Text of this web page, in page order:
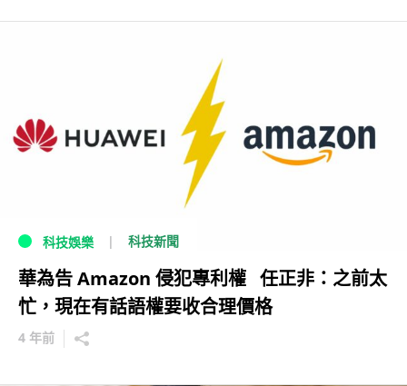
科技娛樂 科技新聞
華為告 Amazon 侵犯專利權 任正非：之前太
忙，現在有話語權要收合理價格
4 年前